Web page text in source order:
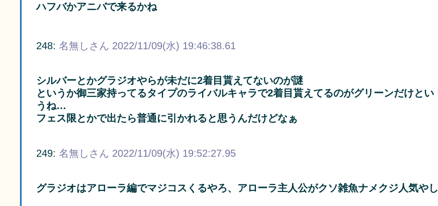
ハフバかアニバで来るかね
248: 名無しさん 2022/11/09(水) 19:46:38.61
シルバーとかグラジオやらが未だに2着目貰えてないのが謎
というか御三家持ってるタイプのライバルキャラで2着目貰えてるのがグリーンだけとい
うね…
フェス限とかで出たら普通に引かれると思うんだけどなぁ
249: 名無しさん 2022/11/09(水) 19:52:27.95
グラジオはアローラ編でマジコスくるやろ、アローラ主人公がクソ雑魚ナメクジ人気やし